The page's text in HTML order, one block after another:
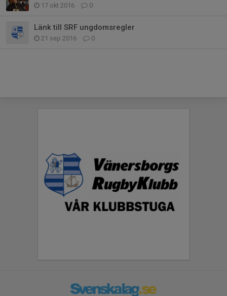
17 okt 2016 0
Länk till SRF ungdomsregler
21 sep 2016 0